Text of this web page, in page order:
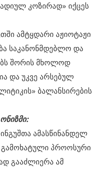
კოზირად» იქცეს
ამტყდარი აჟიოტაჟი
საკანონმდებლო და
შორის მხოლოდ
და უკვე არსებულ
ბალანსირების
ამასწინანდელ
გამოხატული პროოსური
გააძლიერა ამ